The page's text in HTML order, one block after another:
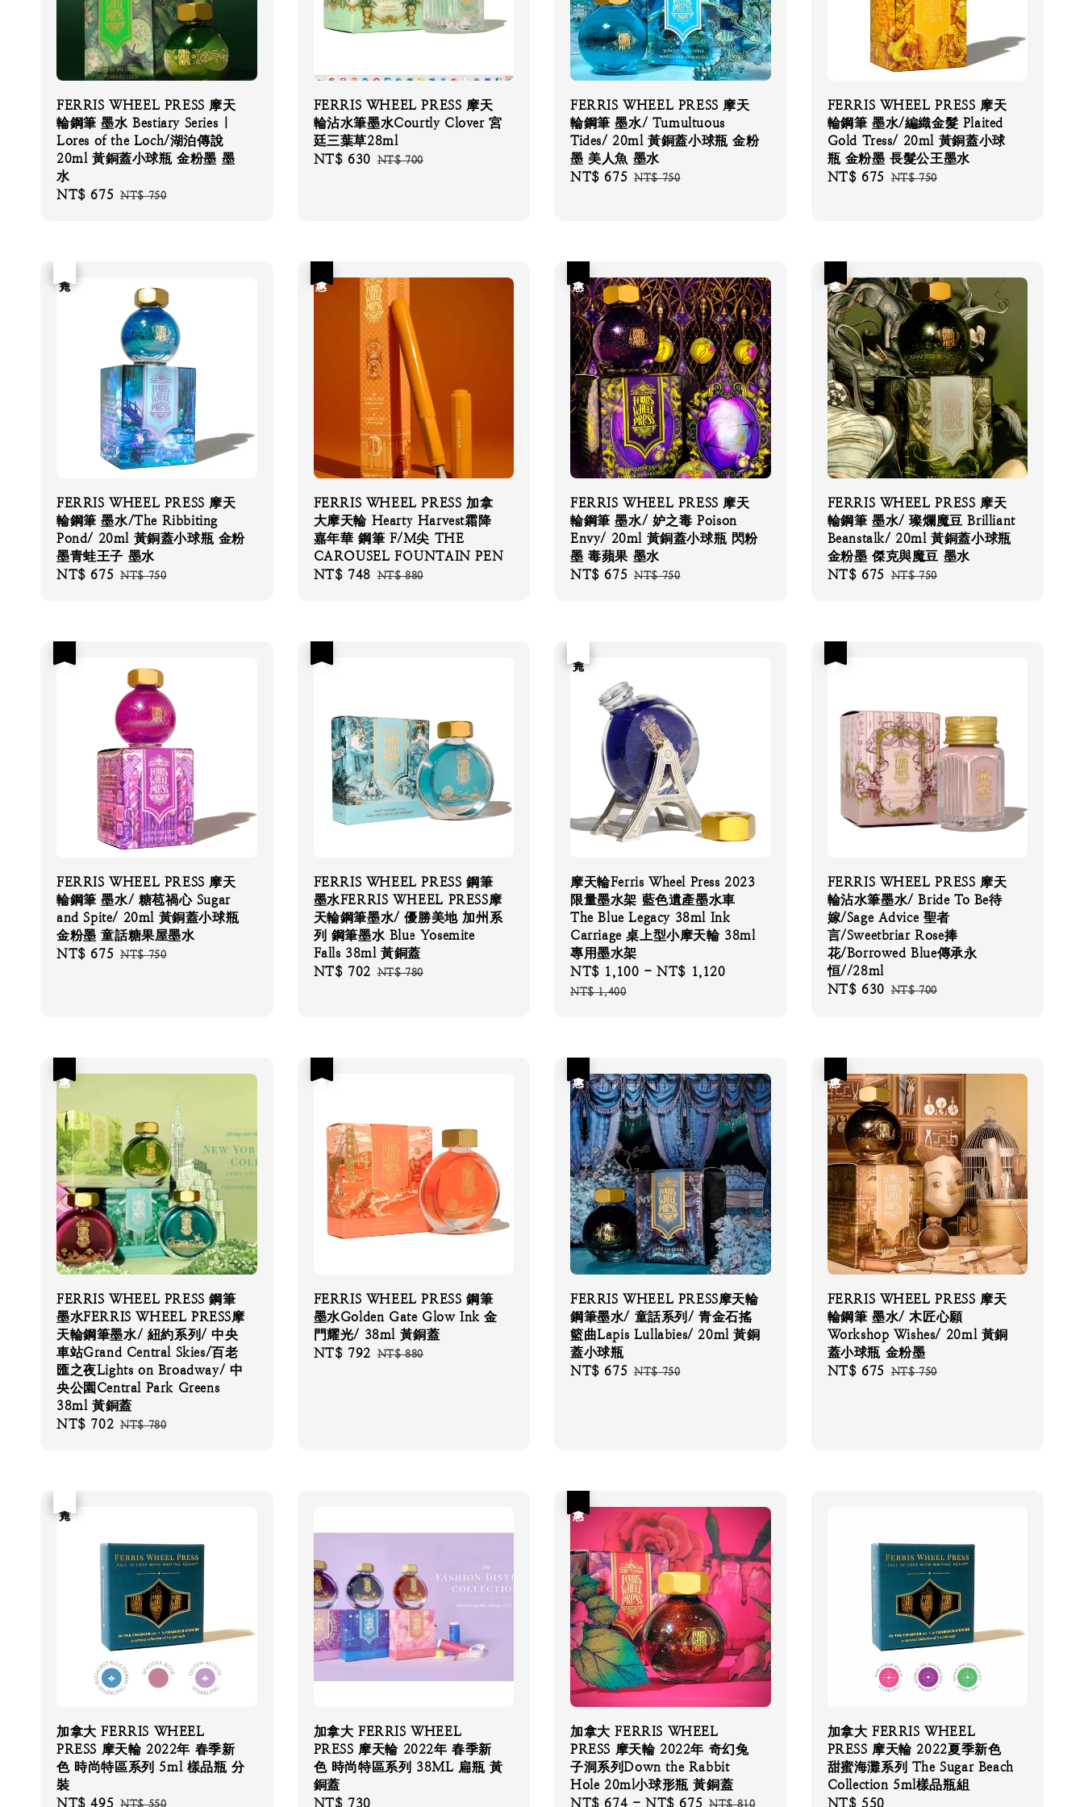
FERRIS WHEEL PRESS 摩天
輪鋼筆 墨水 Bestiary Series |
Lores of the Loch/湖泊傳說
20ml 黃銅蓋小球瓶 金粉墨 墨
水
Sale
NT$ 675 Regular
NT$ 750
FERRIS WHEEL PRESS 摩天
輪沾水筆墨水Courtly Clover 宮
廷三葉草28ml
Sale
NT$ 630 Regular
NT$ 700
FERRIS WHEEL PRESS 摩天
輪鋼筆 墨水/ Tumultuous
Tides/ 20ml 黃銅蓋小球瓶 金粉
墨 美人魚 墨水
Sale
NT$ 675 Regular
NT$ 750
FERRIS WHEEL PRESS 摩天
輪鋼筆 墨水/編織金髮 Plaited
Gold Tress/ 20ml 黃銅蓋小球
瓶 金粉墨 長髮公王墨水
Sale
NT$ 675 Regular
NT$ 750
FERRIS WHEEL PRESS 摩天
輪鋼筆 墨水/The Ribbiting
Pond/ 20ml 黃銅蓋小球瓶 金粉
墨青蛙王子 墨水
Sale
NT$ 675 Regular
NT$ 750
FERRIS WHEEL PRESS 加拿
大摩天輪 Hearty Harvest霜降
嘉年華 鋼筆 F/M尖 THE
CAROUSEL FOUNTAIN PEN
Sale
NT$ 748 Regular
NT$ 880
FERRIS WHEEL PRESS 摩天
輪鋼筆 墨水/ 妒之毒 Poison
Envy/ 20ml 黃銅蓋小球瓶 閃粉
墨 毒蘋果 墨水
Sale
NT$ 675 Regular
NT$ 750
FERRIS WHEEL PRESS 摩天
輪鋼筆 墨水/ 璨爛魔豆 Brilliant
Beanstalk/ 20ml 黃銅蓋小球瓶
金粉墨 傑克與魔豆 墨水
Sale
NT$ 675 Regular
NT$ 750
FERRIS WHEEL PRESS 摩天
輪鋼筆 墨水/ 糖苞禍心 Sugar
and Spite/ 20ml 黃銅蓋小球瓶
金粉墨 童話糖果屋墨水
Sale
NT$ 675 Regular
NT$ 750
FERRIS WHEEL PRESS 鋼筆
墨水FERRIS WHEEL PRESS摩
天輪鋼筆墨水/ 優勝美地 加州系
列 鋼筆墨水 Blue Yosemite
Falls 38ml 黃銅蓋
Sale
NT$ 702 Regular
NT$ 780
摩天輪Ferris Wheel Press 2023
限量墨水架 藍色遺產墨水車
The Blue Legacy 38ml Ink
Carriage 桌上型小摩天輪 38ml
專用墨水架
Sale
price
NT$ 1,100 -NT$ 1,120
NT$ 1,400
FERRIS WHEEL PRESS 摩天
輪沾水筆墨水/ Bride To Be待
嫁/Sage Advice 聖者
言/Sweetbriar Rose捧
花/Borrowed Blue傳承永
恒//28ml
Sale
NT$ 630 Regular
NT$ 700
FERRIS WHEEL PRESS 鋼筆
墨水FERRIS WHEEL PRESS摩
天輪鋼筆墨水/ 紐約系列/ 中央
車站Grand Central Skies/百老
匯之夜Lights on Broadway/ 中
央公園Central Park Greens
38ml 黃銅蓋
Sale
NT$ 702 Regular
NT$ 780
FERRIS WHEEL PRESS 鋼筆
墨水Golden Gate Glow Ink 金
門耀光/ 38ml 黃銅蓋
Sale
NT$ 792 Regular
NT$ 880
FERRIS WHEEL PRESS摩天輪
鋼筆墨水/ 童話系列/ 青金石搖
籃曲Lapis Lullabies/ 20ml 黃銅
蓋小球瓶
Sale
NT$ 675 Regular
NT$ 750
FERRIS WHEEL PRESS 摩天
輪鋼筆 墨水/ 木匠心願
Workshop Wishes/ 20ml 黃銅
蓋小球瓶 金粉墨
Sale
NT$ 675 Regular
NT$ 750
加拿大 FERRIS WHEEL
PRESS 摩天輪 2022年 春季新
色 時尚特區系列 5ml 樣品瓶 分
裝
Sale
NT$ 495 Regular
NT$ 550
加拿大 FERRIS WHEEL
PRESS 摩天輪 2022年 春季新
色 時尚特區系列 38ML 扁瓶 黃
銅蓋
Regular
NT$ 730
加拿大 FERRIS WHEEL
PRESS 摩天輪 2022年 奇幻兔
子洞系列Down the Rabbit
Hole 20ml小球形瓶 黃銅蓋
Sale
NT$ 674 -NT$ 675 Regular
NT$ 810
加拿大 FERRIS WHEEL
PRESS 摩天輪 2022夏季新色
甜蜜海灘系列 The Sugar Beach
Collection 5ml樣品瓶組
Regular
NT$ 550